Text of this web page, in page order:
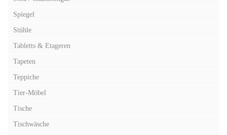
Spiegel
Stühle
Tabletts & Etageren
Tapeten
Teppiche
Tier-Möbel
Tische
Tischwäsche